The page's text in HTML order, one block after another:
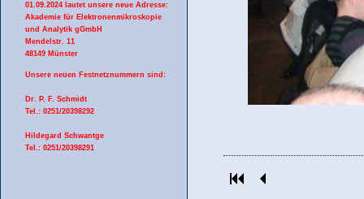
01.09.2024 lautet unsere neue Adresse:
Akademie für Elektronenmikroskopie
und Analytik gGmbH
Mendelstr. 11
48149 Münster
Unsere neuen Festnetznummern sind:
Dr. P. F. Schmidt
Tel.: 0251/20398292
Hildegard Schwantge
Tel.: 0251/20398291